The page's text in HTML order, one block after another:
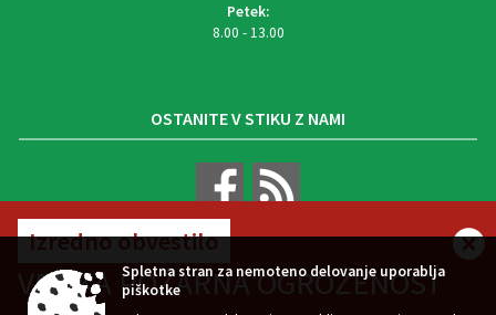
Izredno obvestilo
VELIKA POŽARNA OGROŽENOST
Petek:
8.00 - 13.00
OSTANITE V STIKU Z NAMI
VREMENSKA NAPOVED
Spletna stran za nemoteno delovanje uporablja
piškotke